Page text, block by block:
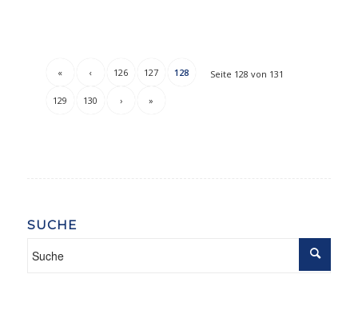
Seite 128 von 131
« ‹ 126 127 128
129 130 › »
SUCHE